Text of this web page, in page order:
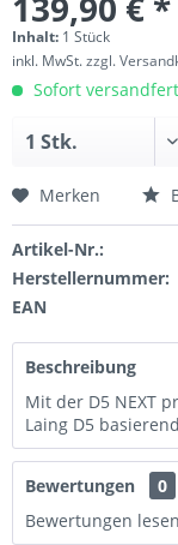
Inhalt: 1 Stück
inkl. MwSt.zzgl.
Sofort
Merken
Artikel-Nr.:
Herstellernummer:
EAN
Beschreibung
Mit der D5 NEXT
Laing D5
Bewertungen
0
Bewertungen